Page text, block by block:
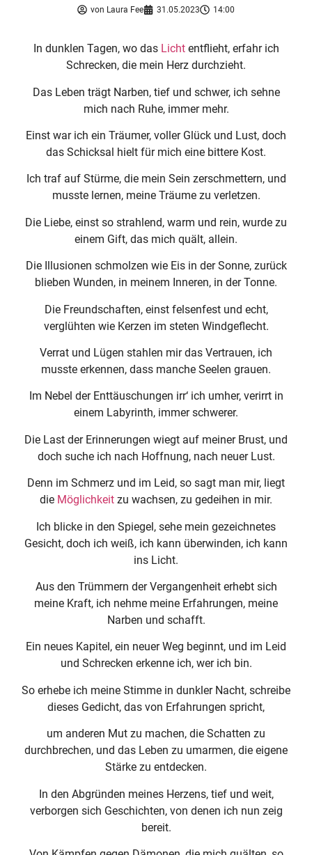
von Laura Fee 31.05.2023 14:00
In dunklen Tagen, wo das Lichtentflieht, erfahr ich
Schrecken, die mein Herz durchzieht.
Das Leben trägt Narben, tief und schwer, ich sehne
mich nach Ruhe, immer mehr.
Einst war ich ein Träumer, voller Glück und Lust, doch
das Schicksal hielt für mich eine bittere Kost.
Ich traf auf Stürme, die mein Sein zerschmettern, und
musste lernen, meine Träume zu verletzen.
Die Liebe, einst so strahlend, warm und rein, wurde zu
einem Gift, das mich quält, allein.
Die Illusionen schmolzen wie Eis in der Sonne, zurück
blieben Wunden, in meinem Inneren, in der Tonne.
Die Freundschaften, einst felsenfest und echt,
verglühten wie Kerzen im steten Windgeflecht.
Verrat und Lügen stahlen mir das Vertrauen, ich
musste erkennen, dass manche Seelen grauen.
Im Nebel der Enttäuschungen irr‘ ich umher, verirrt in
einem Labyrinth, immer schwerer.
Die Last der Erinnerungen wiegt auf meiner Brust, und
doch suche ich nach Hoffnung, nach neuer Lust.
Denn im Schmerz und im Leid, so sagt man mir, liegt
die Möglichkeit zu wachsen, zu gedeihen in mir.
Ich blicke in den Spiegel, sehe mein gezeichnetes
Gesicht, doch ich weiß, ich kann überwinden, ich kann
ins Licht.
Aus den Trümmern der Vergangenheit erhebt sich
meine Kraft, ich nehme meine Erfahrungen, meine
Narben und schafft.
Ein neues Kapitel, ein neuer Weg beginnt, und im Leid
und Schrecken erkenne ich, wer ich bin.
So erhebe ich meine Stimme in dunkler Nacht, schreibe
dieses Gedicht, das von Erfahrungen spricht,
um anderen Mut zu machen, die Schatten zu
durchbrechen, und das Leben zu umarmen, die eigene
Stärke zu entdecken.
In den Abgründen meines Herzens, tief und weit,
verborgen sich Geschichten, von denen ich nun zeig
bereit.